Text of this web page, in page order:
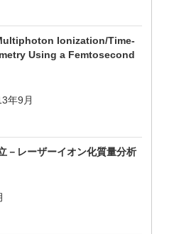
Ionization/Time-
Using a Femtosecond
年9月
－レーザーイオン化質量分析